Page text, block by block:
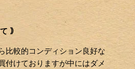
｠
比較的コンディション良好な
付けておりますが中にはダメ